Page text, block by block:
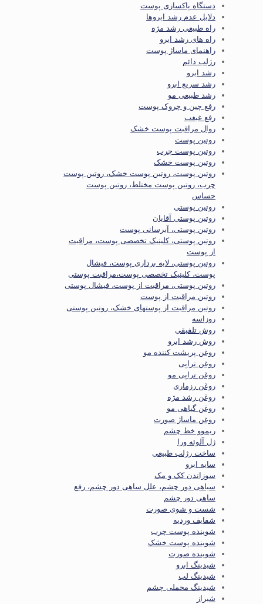
دستگاه پاکسازی پوست
دلایل عدم رشد ابروها
راه طبیعی رشد مژه
راه های رشد ابرو
راهنمای ماساژ پوست
رژلب دائم
رشد ابرو
رشد سریع ابرو
رشد طبیعی مو
رفع چین و چروک پوست
رفع غبغب
روال مراقبت پوست خشک
روتین پوست
روتین پوست چرب
روتین پوست خشک
روتین پوست، روتین پوست خشک، روتین پوست
چرب، روتین پوست مختلط، روتین پوست
حساس
روتین پوستی
روتین پوستی آقایان
روتین پوستی، آبرسانی پوست
روتین پوستی، کلینیک تخصصی پوست، مراقبت
از پوست
روتین پوستی، لایه برداری پوست، فیشال
پوست، کلینیک تخصصی پوست،مراقبت پوستی
روتین پوستی، مراقبت از پوست، فیشال پوستی
روتین مراقبت از پوست
روتین مراقبت از پوستهای خشک، روتین پوستی
روزاسه
روش تلفیقی
روش رشد ابرو
روغن پرپشت کننده مو
روغن تراپی
روغن تراپی مو
روغن رزماری
روغن رشد مژه
روغن گیاهی مو
روغن ماساژ صورت
ریموو خط چشم
ژل آلوئه ورا
ساخت رژلب طبیعی
سایه ابرو
سوزاندن کک و مک
سیاهی دور چشم، علل ساهی دور چشم، رفع
ساهی دور چشم
شست و شوی صورت
شفایف وردیه
شوینده پوست چرب
شوینده پوست خشک
شوینده صوزت
شیدینگ ابرو
شیدینگ لب
شیدینگ مخملی چشم
شیراز